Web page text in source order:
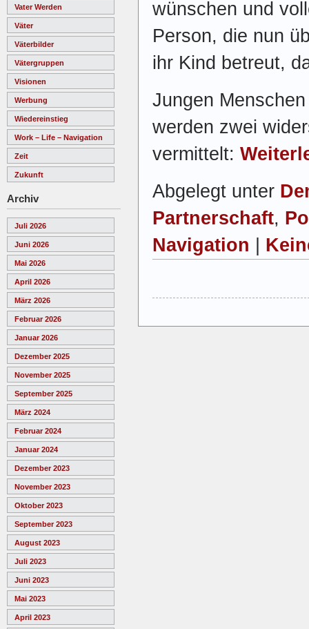
Vater Werden
Väter
Väterbilder
Vätergruppen
Visionen
Werbung
Wiedereinstieg
Work – Life – Navigation
Zeit
Zukunft
Archiv
Juli 2026
Juni 2026
Mai 2026
April 2026
März 2026
Februar 2026
Januar 2026
Dezember 2025
November 2025
September 2025
März 2024
Februar 2024
Januar 2024
Dezember 2023
November 2023
Oktober 2023
September 2023
August 2023
Juli 2023
Juni 2023
Mai 2023
April 2023
wünschen und
Person, die nun
ihr Kind betreut,
Jungen
werden zwei
vermittelt:
Abgelegt unter
Partnerschaft,
Navigation